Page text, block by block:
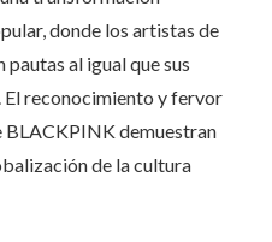
donde los artistas de
pautas al igual que sus
El reconocimiento y fervor
BLACKPINK demuestran
de la cultura